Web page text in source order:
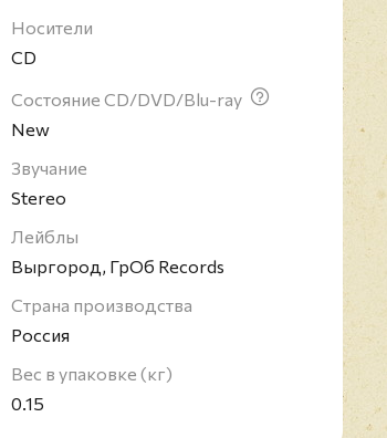
психоделического рока и
одной из наиболее
Группа распалась в 2008
Носители
CD
Состояние CD/DVD/Blu-ray
New
Звучание
Stereo
Лейблы
Выргород, ГрОб Records
Страна производства
Россия
Вес в упаковке (кг)
0.15